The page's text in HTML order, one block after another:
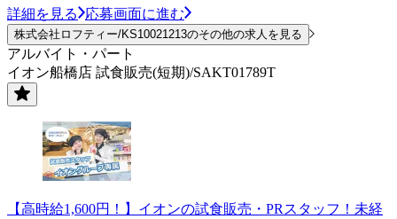
詳細を見る 応募画面に進む
株式会社ロフティー/KS10021213のその他の求人を見る
アルバイト・パート
イオン船橋店 試食販売(短期)/SAKT01789T
【高時給1,600円！】イオンの試食販売・PRスタッフ！未経